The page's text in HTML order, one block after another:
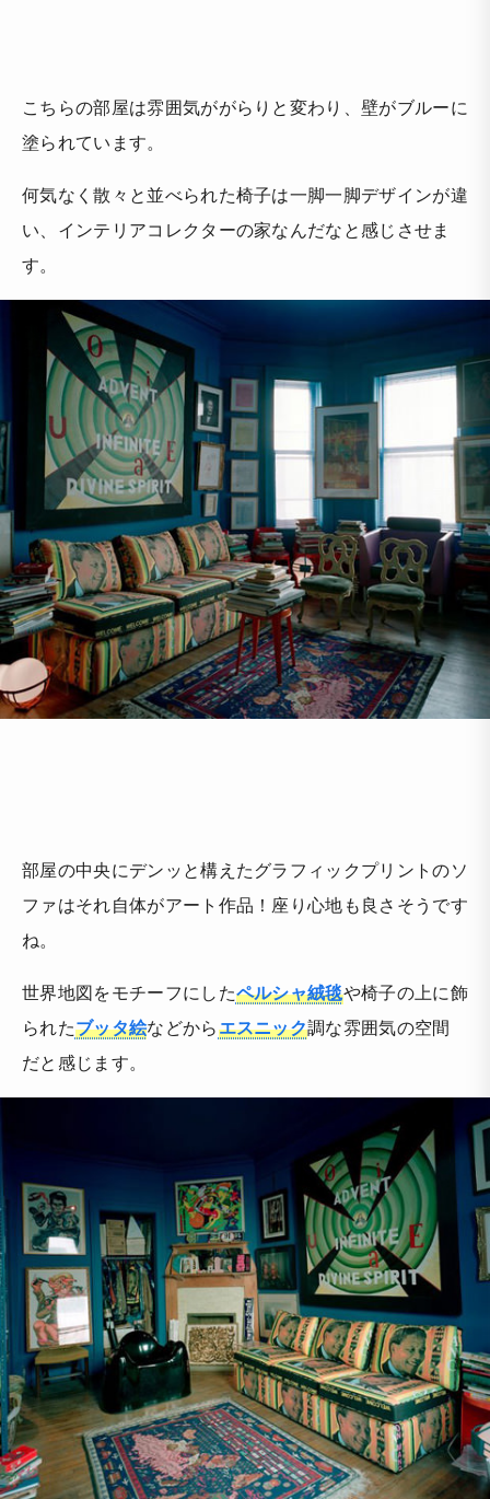
こちらの部屋は雰囲気ががらりと変わり、壁がブルーに
塗られています。
何気なく散々と並べられた椅子は一脚一脚デザインが違
い、インテリアコレクターの家なんだなと感じさせま
す。
部屋の中央にデンッと構えたグラフィックプリントのソ
ファはそれ自体がアート作品！座り心地も良さそうです
ね。
世界地図をモチーフにしたペルシャ絨毯や椅子の上に飾
られたブッタ絵などからエスニック調な雰囲気の空間
だと感じます。